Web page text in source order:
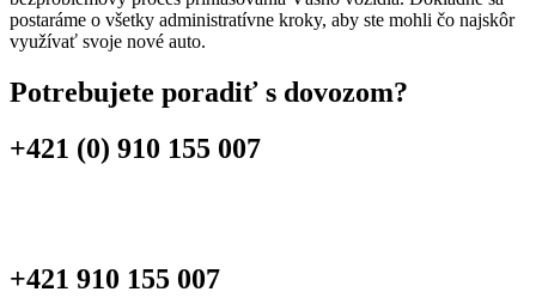
postaráme o všetky administratívne kroky, aby ste mohli čo najskôr
využívať svoje nové auto.
Potrebujete poradiť s dovozom?
+421 (0) 910 155 007
+421 910 155 007